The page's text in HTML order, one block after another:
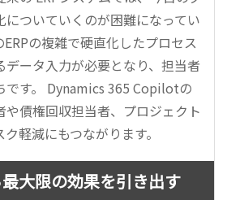
についていくのが困難になってい
の複雑で硬直化したプロセス
データ入力が必要となり、担当者
です。 Dynamics 365 Copilotの
や債権回収担当者、プロジェクト
軽減にもつながります。
大限の効果を引き出す